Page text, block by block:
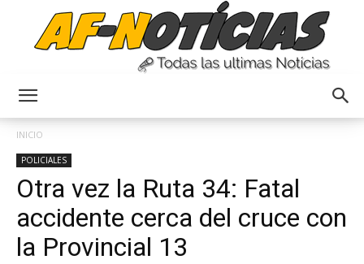
INICIO
POLICIALES
Otra vez la Ruta 34: Fatal
accidente cerca del cruce con
la Provincial 13